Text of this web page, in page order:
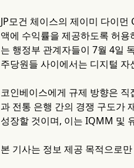
JP모건 체이스의 제이미 다이
액에 수익률을 제공하도록 허
는 행정부 관계자들이 7월 4일
주당원들 사이에서는 디지털
코인베이스에게 규제 방향은
과 전통 은행 간의 경쟁 구도가
성장할 것이며, 이는 IQMM 및
본 기사는 정보 제공 목적으로